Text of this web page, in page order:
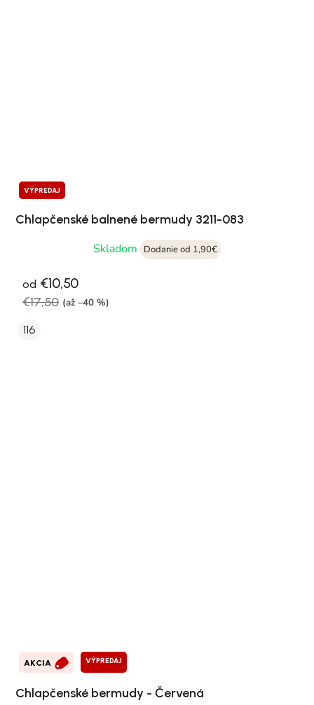
VÝPREDAJ
Chlapčenské balnené bermudy 3211-083
Skladom
Dodanie od 1,90€
od €10,50
€17,50 (až –40 %)
116
AKCIA VÝPREDAJ
Chlapčenské bermudy - Červená